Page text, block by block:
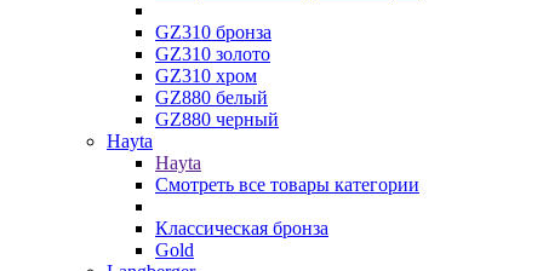
GZ310 бронза
GZ310 золото
GZ310 хром
GZ880 белый
GZ880 черный
Hayta
Hayta
Смотреть все товары категории
Классическая бронза
Gold